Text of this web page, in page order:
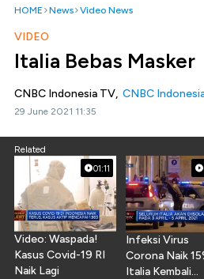
HOME News Video News
VIDEO
Italia Bebas Masker
CNBC Indonesia TV, CNBC
29 June 2021 11:35
Related
01:11
Video: Waspada!
Kasus Covid-19 RI
Naik Lagi
Infeksi Virus
Corona Naik
Italia Kembali